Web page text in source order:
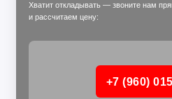
Хватит откладывать — звоните нам
и рассчитаем цену:
+7 (960)